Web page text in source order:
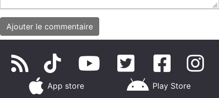
App store Play Store